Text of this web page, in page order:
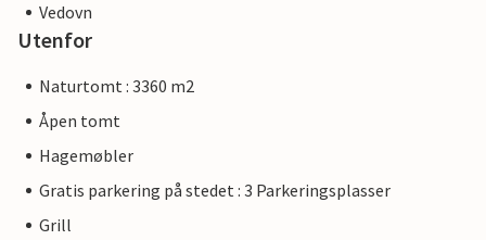
Vedovn
Utenfor
Naturtomt : 3360 m2
Åpen tomt
Hagemøbler
Gratis parkering på stedet : 3 Parkeringsplasser
Grill